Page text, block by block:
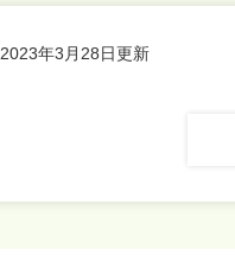
2023年3月28日更新